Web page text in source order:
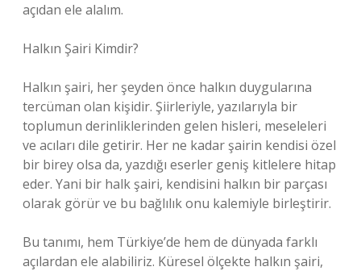
açıdan ele alalım.
Halkın Şairi Kimdir?
Halkın şairi, her şeyden önce halkın duygularına
tercüman olan kişidir. Şiirleriyle, yazılarıyla bir
toplumun derinliklerinden gelen hisleri, meseleleri
ve acıları dile getirir. Her ne kadar şairin kendisi özel
bir birey olsa da, yazdığı eserler geniş kitlelere hitap
eder. Yani bir halk şairi, kendisini halkın bir parçası
olarak görür ve bu bağlılık onu kalemiyle birleştirir.
Bu tanımı, hem Türkiye’de hem de dünyada farklı
açılardan ele alabiliriz. Küresel ölçekte halkın şairi,